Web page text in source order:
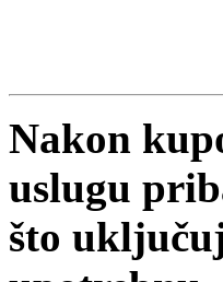
Nakon
uslugu
što